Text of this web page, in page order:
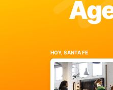
HOY, SANTA FE